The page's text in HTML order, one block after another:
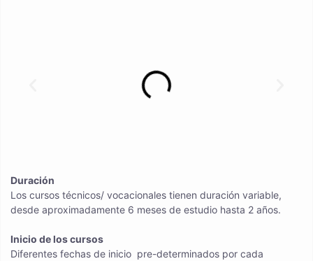
Duración
Los cursos técnicos/ vocacionales tienen duración variable,
desde aproximadamente 6 meses de estudio hasta 2 años.
Inicio de los cursos
Diferentes fechas de inicio pre-determinados por cada